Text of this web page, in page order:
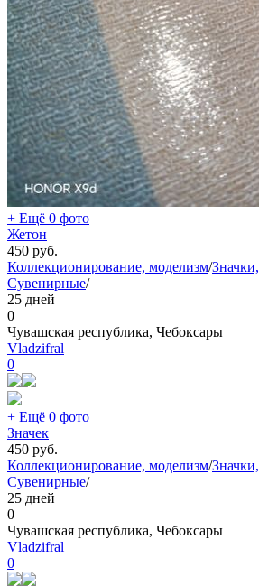
+ Ещё 0 фото
Жетон
450 руб.
Коллекционирование, моделизм/
Сувенирные/
25 дней
0
Чувашская республика, Чебоксары
Vladzifral
0
+ Ещё 0 фото
Значек
450 руб.
Коллекционирование, моделизм/
Сувенирные/
25 дней
0
Чувашская республика, Чебоксары
Vladzifral
0